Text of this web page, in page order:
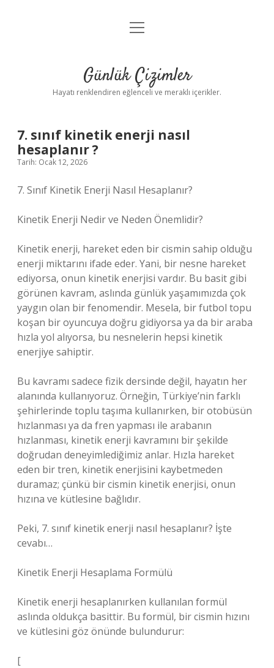
Anasayfa
Yasal Uyarı
menüyü
Günlük Çizimler
Hayatı renklendiren eğlenceli ve meraklı içerikler.
7. sınıf kinetik enerji nasıl
hesaplanır ?
Tarih: Ocak 12, 2026
7. Sınıf Kinetik Enerji Nasıl Hesaplanır?
Kinetik Enerji Nedir ve Neden Önemlidir?
Kinetik enerji, hareket eden bir cismin sahip olduğu
enerji miktarını ifade eder. Yani, bir nesne hareket
ediyorsa, onun kinetik enerjisi vardır. Bu basit gibi
görünen kavram, aslında günlük yaşamımızda çok
yaygın olan bir fenomendir. Mesela, bir futbol topu
koşan bir oyuncuya doğru gidiyorsa ya da bir araba
hızla yol alıyorsa, bu nesnelerin hepsi kinetik
enerjiye sahiptir.
Bu kavramı sadece fizik dersinde değil, hayatın her
alanında kullanıyoruz. Örneğin, Türkiye’nin farklı
şehirlerinde toplu taşıma kullanırken, bir otobüsün
hızlanması ya da fren yapması ile arabanın
hızlanması, kinetik enerji kavramını bir şekilde
doğrudan deneyimlediğimiz anlar. Hızla hareket
eden bir tren, kinetik enerjisini kaybetmeden
duramaz; çünkü bir cismin kinetik enerjisi, onun
hızına ve kütlesine bağlıdır.
Peki, 7. sınıf kinetik enerji nasıl hesaplanır? İşte
cevabı…
Kinetik Enerji Hesaplama Formülü
Kinetik enerji hesaplanırken kullanılan formül
aslında oldukça basittir. Bu formül, bir cismin hızını
ve kütlesini göz önünde bulundurur:
[